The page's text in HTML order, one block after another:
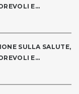
E...
SULLA SALUTE,
E...